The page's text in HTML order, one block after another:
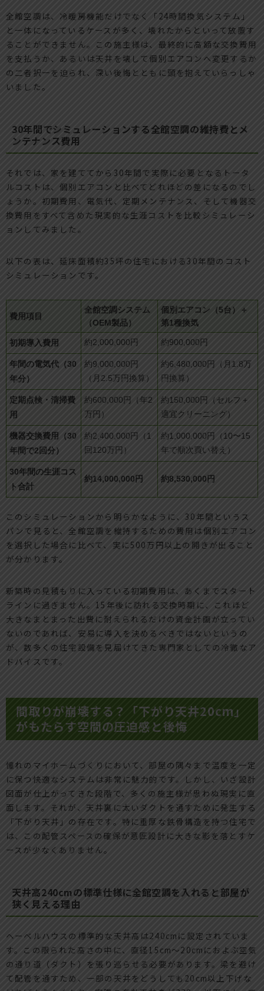
全館空調は、冷暖房機能だけでなく「24時間換気システム」
と一体になっているケースが多く、壊れたからといって放置す
ることができません。この施主様は、最終的に高額な交換費用
を支払うか、あるいは天井を壊して個別エアコンへ変更するか
の二者択一を迫られ、深い後悔とともに頭を抱えていらっしゃ
いました。
30年間でシミュレーションする全館空調の維持費とメ
ンテナンス費用
それでは、家を建ててから30年間で実際に必要となるトータ
ルコストは、個別エアコンと比べてどれほどの差になるのでし
ょうか。初期費用、電気代、定期メンテナンス、そして機器交
換費用をすべて含めた現実的な生涯コストを比較シミュレーシ
ョンしてみました。
以下の表は、延床面積約35坪の住宅における30年間のコスト
シミュレーションです。
費用項目
全館空調システム
（OEM製品）
個別エアコン（5台）＋
第1種換気
初期導入費用 約2,000,000円 約900,000円
年間の電気代（30
年分）
約9,000,000円
（月2.5万円換算）
約6,480,000円（月1.8万
円換算）
定期点検・清掃費
用
約600,000円（年2
万円）
約150,000円（セルフ＋
適宜クリーニング）
機器交換費用（30
年間で2回分）
約2,400,000円（1
回120万円）
約1,000,000円（10〜15
年で順次買い替え）
30年間の生涯コス
ト合計
約14,000,000円 約8,530,000円
このシミュレーションから明らかなように、30年間というス
パンで見ると、全館空調を維持するための費用は個別エアコン
を選択した場合に比べて、実に500万円以上の開きが出ること
が分かります。
新築時の見積もりに入っている初期費用は、あくまでスタート
ラインに過ぎません。15年後に訪れる交換時期に、これほど
大きなまとまった出費に耐えられるだけの資金計画が立ってい
ないのであれば、安易に導入を決めるべきではないというの
が、数多くの住宅設備を見届けてきた専門家としての冷徹なア
ドバイスです。
間取りが崩壊する？「下がり天井20cm」
がもたらす空間の圧迫感と後悔
憧れのマイホームづくりにおいて、部屋の隅々まで温度を一定
に保つ快適なシステムは非常に魅力的です。しかし、いざ設計
図面が仕上がってきた段階で、多くの施主様が思わぬ現実に直
面します。それが、天井裏に太いダクトを通すために発生する
「下がり天井」の存在です。特に重厚な鉄骨構造を持つ住宅で
は、この配管スペースの確保が意匠設計に大きな影を落とすケ
ースが少なくありません。
天井高240cmの標準仕様に全館空調を入れると部屋が
狭く見える理由
ヘーベルハウスの標準的な天井高は240cmに設定されていま
す。この限られた高さの中に、直径15cm〜20cmにおよぶ空気
の通り道（ダクト）を張り巡らせる必要があります。梁を避け
て配管を通すため、一部の天井をどうしても20cm以上下げな